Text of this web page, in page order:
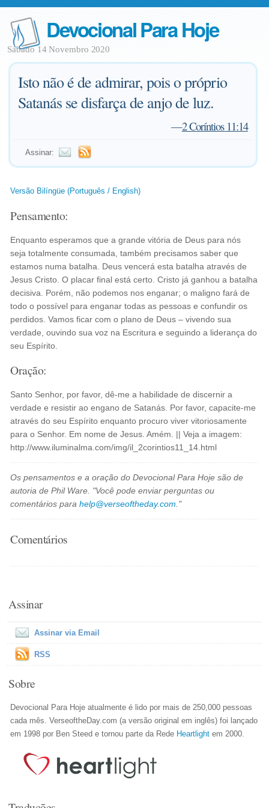
Devocional Para Hoje
Sábado 14 Novembro 2020
Isto não é de admirar, pois o próprio
Satanás se disfarça de anjo de luz.
—2 Coríntios 11:14
Assinar:
Versão Bilíngüe (Português / English)
Pensamento:
Enquanto esperamos que a grande vitória de Deus para nós
seja totalmente consumada, também precisamos saber que
estamos numa batalha. Deus vencerá esta batalha através de
Jesus Cristo. O placar final está certo. Cristo já ganhou a batalha
decisiva. Porém, não podemos nos enganar; o maligno fará de
todo o possível para enganar todas as pessoas e confundir os
perdidos. Vamos ficar com o plano de Deus – vivendo sua
verdade, ouvindo sua voz na Escritura e seguindo a liderança do
seu Espírito.
Oração:
Santo Senhor, por favor, dê-me a habilidade de discernir a
verdade e resistir ao engano de Satanás. Por favor, capacite-me
através do seu Espírito enquanto procuro viver vitoriosamente
para o Senhor. Em nome de Jesus. Amém. || Veja a imagem:
http://www.iluminalma.com/img/il_2corintios11_14.html
Os pensamentos e a oração do Devocional Para Hoje são de
autoria de Phil Ware. "Você pode enviar perguntas ou
comentários parahelp@verseoftheday.com ."
Comentários
Assinar
Assinar via Email
RSS
Sobre
Devocional Para Hoje atualmente é lido por mais de 250,000 pessoas
cada mês. VerseoftheDay.com (a versão original em inglês) foi lançado
em 1998 por Ben Steed e tornou parte da Rede Heartlight em 2000.